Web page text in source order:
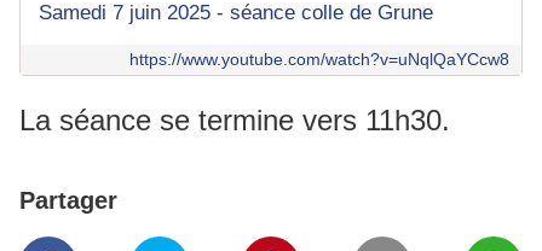
Samedi 7 juin 2025 - séance colle de Grune
https://www.youtube.com/watch?v=uNqlQaYCcw8
La séance se termine vers 11h30.
Partager